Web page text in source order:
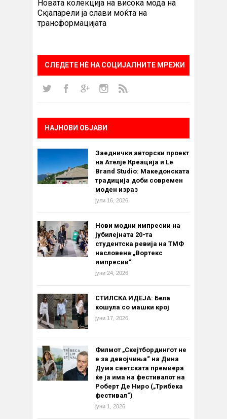
Новата колекција на висока мода на
Скјапарели ја слави моќта на
трансформацијата
СЛЕДЕТЕ НÈ НА СОЦИЈАЛНИТЕ МРЕЖИ
НАЈНОВИ ОБЈАВИ
Заеднички авторски проект
на Ателје Креација и Le
Brand Studio: Македонската
традиција доби современ
моден израз
јули 16, 2026
Нови модни импресии на
јубилејната 20-та
студентска ревија на ТМФ
насловена „Вортекс
импресии“
јуни 24, 2026
СТИЛСКА ИДЕЈА: Бела
кошула со машки крој
јуни 17, 2026
Филмот „Скејтбордингот не
е за девојчиња“ на Дина
Дума светската премиера
ќе ја има на фестивалот на
Роберт Де Ниро („Трибека
фестивал“)
јуни 1, 2026